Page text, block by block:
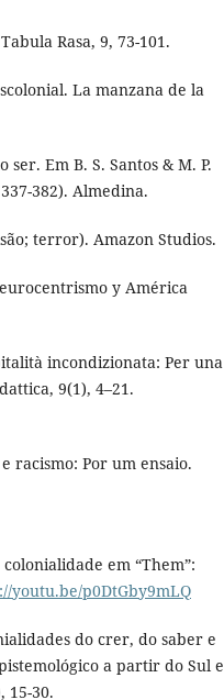
Rasa, 9, 73-101.
La manzana de la
Em B. S. Santos & M. P.
382). Almedina.
terror). Amazon Studios.
y América
incondizionata: Per una
9(1), 4–21.
racismo: Por um ensaio.
em “Them”:
youtu.be/p0DtGby9mLQ
do crer, do saber e
a partir do Sul e
15-30.